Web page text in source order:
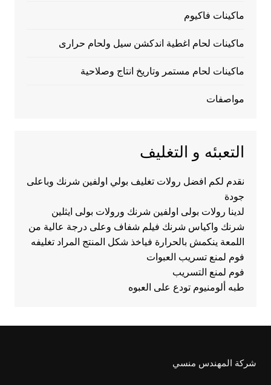
ماكينات فاكيوم
ماكينات لحام اغطية اندكشن سيل ولحام حرارى
ماكينات لحام مستمر وتاريخ انتاج وصلاحية
مواصفات
التعبئه و التغليف
نقدم لكم افضل رولات تغليف بولي اولفين شرنك وباعلى
جودة
لدينا رولات بولى اولفين شرنك ورولات بولى ايثلين
شرنك واكياس شرنك فيلم شفاف وعلى درجة عالية من
اللمعة ينكمش بالحرارة فياخذ شكل المنتج المراد تغليفه
فوم لمنع تسريب العبوات
فوم لمنع التسريب
طبه ألومنيوم تودع على العبوه
شركة المهندس منسي